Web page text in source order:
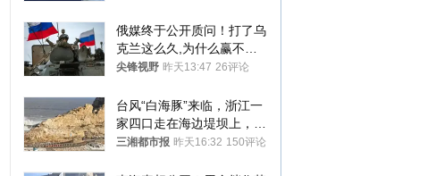
俄媒终于公开质问！打了乌
克兰这么久,为什么赢不了?
答案令人沉默
尖锋视野 昨天13:47 26评论
台风“白海豚”来临，浙江一
家四口走在海边堤坝上，其
中9岁男孩被巨浪卷入海
三湘都市报 昨天16:32 150评论